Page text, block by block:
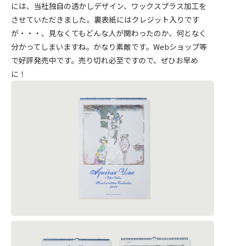
には、当社独自の透かしデザイン、ワックスプラス加工を
させていただきました。裏表紙にはクレジット入りです
が・・・、見なくてもどんな人が関わったのか、何となく
分かってしまいますね。かなり素敵です。Webショップ等
で好評発売中です。売り切れ必至ですので、ぜひお早め
に！